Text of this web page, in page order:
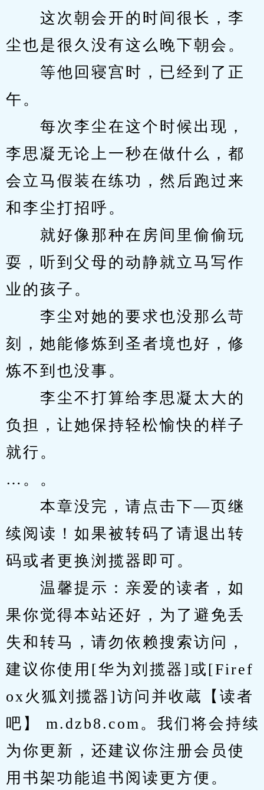
这次朝会开的时间很长，李
尘也是很久没有这么晚下朝会。
等他回寝宫时，已经到了正
午。
每次李尘在这个时候出现，
李思凝无论上一秒在做什么，都
会立马假装在练功，然后跑过来
和李尘打招呼。
就好像那种在房间里偷偷玩
耍，听到父母的动静就立马写作
业的孩子。
李尘对她的要求也没那么苛
刻，她能修炼到圣者境也好，修
炼不到也没事。
李尘不打算给李思凝太大的
负担，让她保持轻松愉快的样子
就行。
…。。
本章没完，请点击下—页继
续阅读！如果被转码了请退出转
码或者更换浏揽器即可。
温馨提示：亲爱的读者，如
果你觉得本站还好，为了避免丢
失和转马，请勿依赖搜索访问，
建议你使用[华为刘揽器]或[Firef
ox火狐刘揽器]访问并收蔵【读者
吧】 m.dzb8.com。我们将会持续
为你更新，还建议你注册会员使
用书架功能追书阅读更方便。